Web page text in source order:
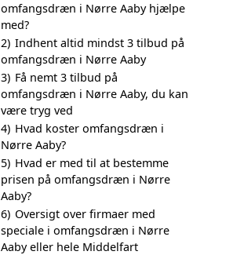
omfangsdræn i Nørre Aaby hjælpe
med?
2) Indhent altid mindst 3 tilbud på
omfangsdræn i Nørre Aaby
3) Få nemt 3 tilbud på
omfangsdræn i Nørre Aaby, du kan
være tryg ved
4) Hvad koster omfangsdræn i
Nørre Aaby?
5) Hvad er med til at bestemme
prisen på omfangsdræn i Nørre
Aaby?
6) Oversigt over firmaer med
speciale i omfangsdræn i Nørre
Aaby eller hele Middelfart